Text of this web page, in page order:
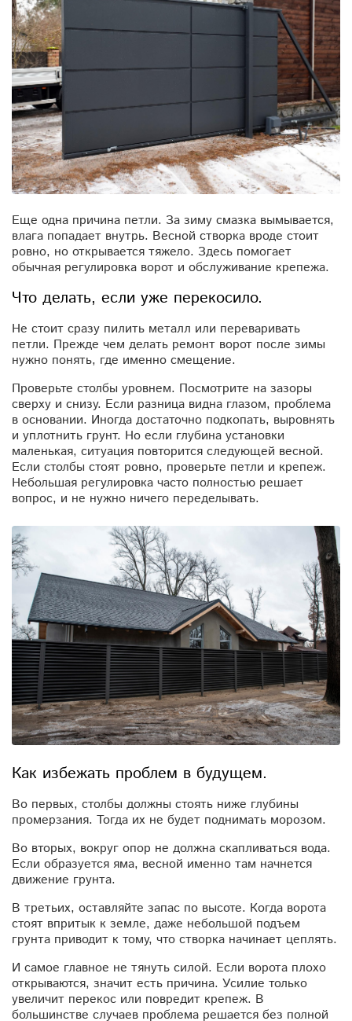
Еще одна причина петли. За зиму смазка вымывается,
влага попадает внутрь. Весной створка вроде стоит
ровно, но открывается тяжело. Здесь помогает
обычная регулировка ворот и обслуживание крепежа.
Что делать, если уже перекосило.
Не стоит сразу пилить металл или переваривать
петли. Прежде чем делать ремонт ворот после зимы
нужно понять, где именно смещение.
Проверьте столбы уровнем. Посмотрите на зазоры
сверху и снизу. Если разница видна глазом, проблема
в основании. Иногда достаточно подкопать, выровнять
и уплотнить грунт. Но если глубина установки
маленькая, ситуация повторится следующей весной.
Если столбы стоят ровно, проверьте петли и крепеж.
Небольшая регулировка часто полностью решает
вопрос, и не нужно ничего переделывать.
Как избежать проблем в будущем.
Во первых, столбы должны стоять ниже глубины
промерзания. Тогда их не будет поднимать морозом.
Во вторых, вокруг опор не должна скапливаться вода.
Если образуется яма, весной именно там начнется
движение грунта.
В третьих, оставляйте запас по высоте. Когда ворота
стоят впритык к земле, даже небольшой подъем
грунта приводит к тому, что створка начинает цеплять.
И самое главное не тянуть силой. Если ворота плохо
открываются, значит есть причина. Усилие только
увеличит перекос или повредит крепеж. В
большинстве случаев проблема решается без полной